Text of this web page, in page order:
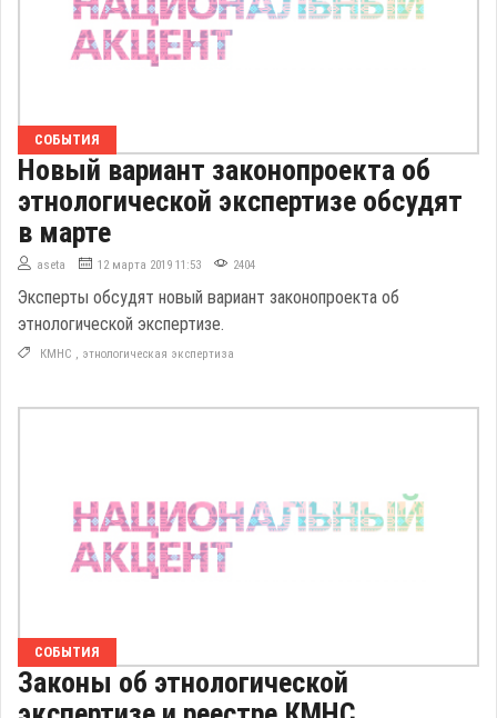
СОБЫТИЯ
Новый вариант законопроекта об
этнологической экспертизе обсудят
в марте
aseta 12 марта 2019 11:53 2404
Эксперты обсудят новый вариант законопроекта об
этнологической экспертизе.
КМНС , этнологическая экспертиза
СОБЫТИЯ
Законы об этнологической